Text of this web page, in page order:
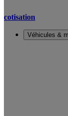
cotisation
Véhicules &